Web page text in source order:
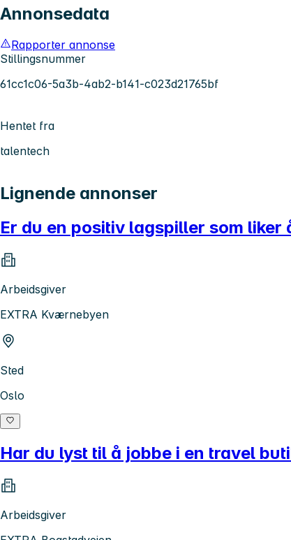
Annonsedata
Rapporter annonse
Stillingsnummer
61cc1c06-5a3b-4ab2-b141-c023d21765bf
Hentet fra
talentech
Lignende annonser
Er du en positiv lagspiller som liker
Arbeidsgiver
EXTRA Kværnebyen
Sted
Oslo
Har du lyst til å jobbe i en travel
Arbeidsgiver